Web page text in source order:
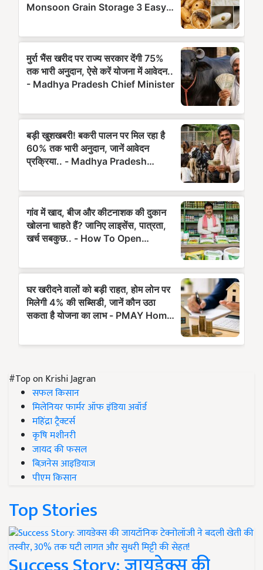
#Top on Krishi Jagran
सफल किसान
मिलेनियर फार्मर ऑफ इंडिया अवॉर्ड
महिंद्रा ट्रैक्टर्स
कृषि मशीनरी
जायद की फसल
बिज़नेस आइडियाज
पीएम किसान
Top Stories